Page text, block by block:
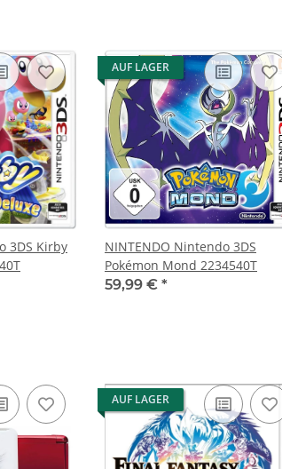
3DS Kirby
AUF LAGER
NINTENDO Nintendo 3DS
Pokémon Mond 2234540T
59,99 € *
AUF LAGER